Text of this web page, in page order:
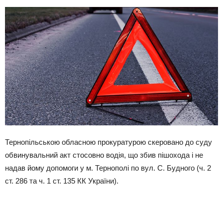
Тернопільською обласною прокуратурою скеровано до суду
обвинувальний акт стосовно водія, що збив пішохода і не
надав йому допомоги у м. Тернополі по вул. С. Будного (ч. 2
ст. 286 та ч. 1 ст. 135 КК України).